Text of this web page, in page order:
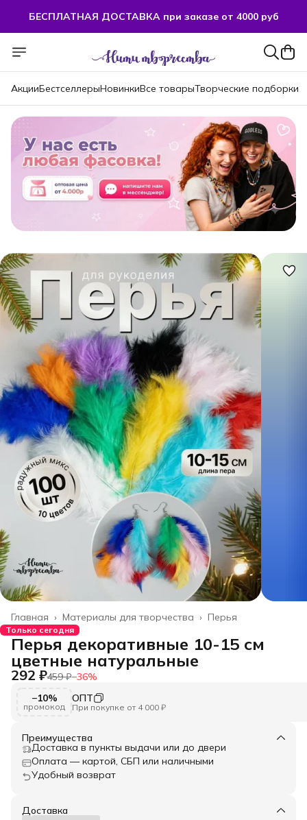
БЕСПЛАТНАЯ ДОСТАВКА при заказе от 4000 руб
БЕСПЛАТНАЯ ДОСТАВКА при заказе от 4000 руб
АкцииБестселлерыНовинкиВсе товарыТворческие подборки
Перья
Материалы для творчества ›
Главная ›
Только сегодня
Перья декоративные 10-15 см
цветные натуральные
292 ₽459 ₽−36%
−10%
промокод
ОПТ
При покупке от 4 000 ₽
Преимущества
Доставка в пункты выдачи или до двери
Оплата — картой, СБП или наличными
Удобный возврат
Доставка